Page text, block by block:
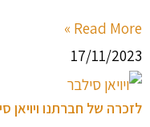
Read More »
17/11/2023
לזכרה של חברתנו ויויאן